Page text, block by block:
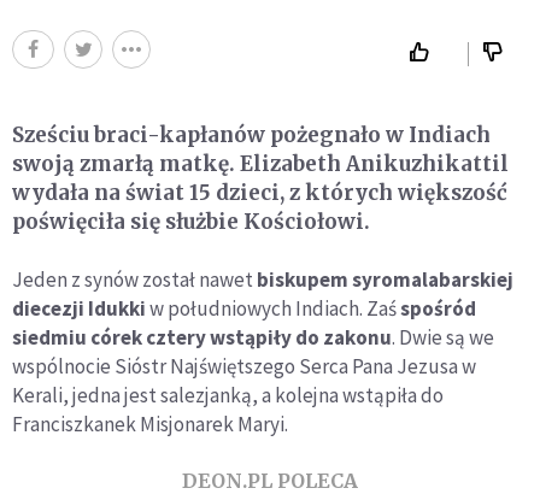
Sześciu braci-kapłanów pożegnało w Indiach
swoją zmarłą matkę. Elizabeth Anikuzhikattil
wydała na świat 15 dzieci, z których większość
poświęciła się służbie Kościołowi.
Jeden z synów został nawet biskupem syromalabarskiej
diecezji Idukkiw południowych Indiach. Zaśspośród
siedmiu córek cztery wstąpiły do zakonu. Dwie są we
wspólnocie Sióstr Najświętszego Serca Pana Jezusa w
Kerali, jedna jest salezjanką, a kolejna wstąpiła do
Franciszkanek Misjonarek Maryi.
DEON.PL POLECA